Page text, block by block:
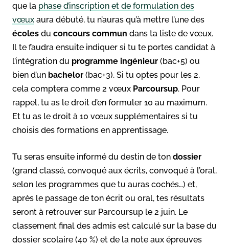
que la phase d’inscription et de formulation des
vœux aura débuté, tu n’auras qu’à mettre l’une des
écoles du concours commun dans ta liste de vœux.
Il te faudra ensuite indiquer si tu te portes candidat à
l’intégration du programme ingénieur (bac+5) ou
bien d’un bachelor (bac+3). Si tu optes pour les 2,
cela comptera comme 2 vœux Parcoursup. Pour
rappel, tu as le droit d’en formuler 10 au maximum.
Et tu as le droit à 10 vœux supplémentaires si tu
choisis des formations en apprentissage.
Tu seras ensuite informé du destin de ton dossier
(grand classé, convoqué aux écrits, convoqué à l’oral,
selon les programmes que tu auras cochés…) et,
après le passage de ton écrit ou oral, tes résultats
seront à retrouver sur Parcoursup le 2 juin. Le
classement final des admis est calculé sur la base du
dossier scolaire (40 %) et de la note aux épreuves